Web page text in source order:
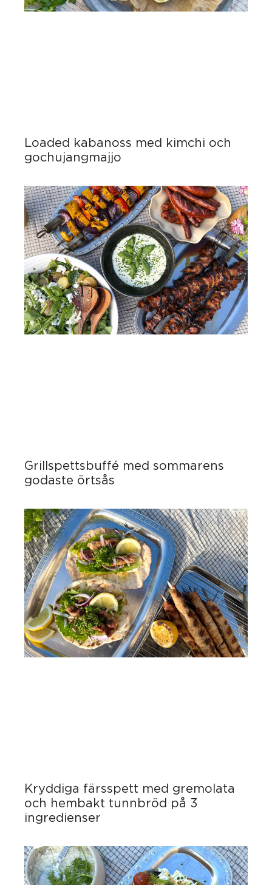
Loaded kabanoss med kimchi och
gochujangmajjo
Grillspettsbuffé med sommarens
godaste örtsås
Kryddiga färsspett med gremolata
och hembakt tunnbröd på 3
ingredienser